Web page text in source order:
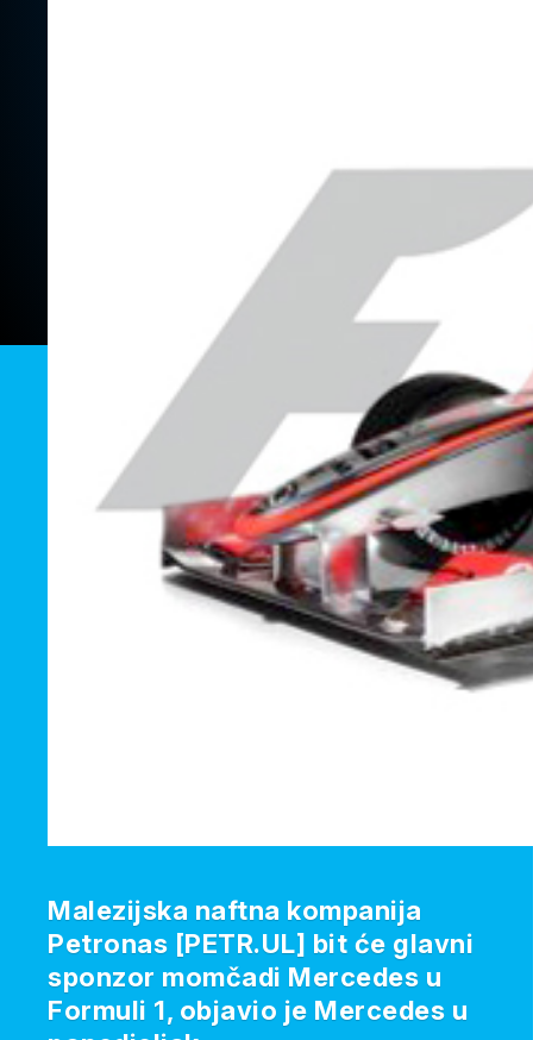
Malezijska naftna kompanija
Petronas [PETR.UL] bit će glavni
sponzor momčadi Mercedes u
Formuli 1, objavio je Mercedes u